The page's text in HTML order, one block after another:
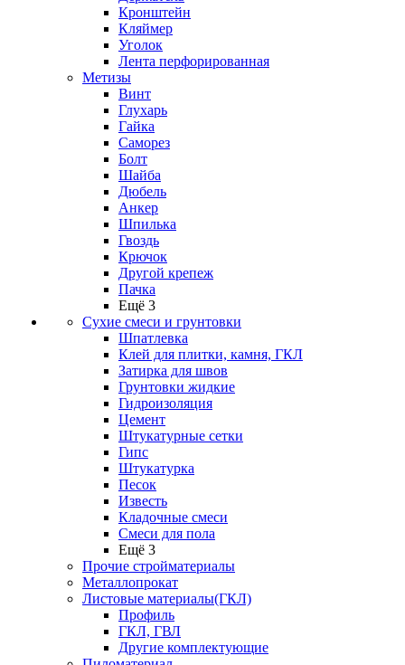
Кронштейн
Кляймер
Уголок
Лента перфорированная
Метизы
Винт
Глухарь
Гайка
Саморез
Болт
Шайба
Дюбель
Анкер
Шпилька
Гвоздь
Крючок
Другой крепеж
Пачка
Ещё 3
Сухие смеси и грунтовки
Шпатлевка
Клей для плитки, камня, ГКЛ
Затирка для швов
Грунтовки жидкие
Гидроизоляция
Цемент
Штукатурные сетки
Гипс
Штукатурка
Песок
Известь
Кладочные смеси
Смеси для пола
Ещё 3
Прочие стройматериалы
Металлопрокат
Листовые материалы(ГКЛ)
Профиль
ГКЛ, ГВЛ
Другие комплектующие